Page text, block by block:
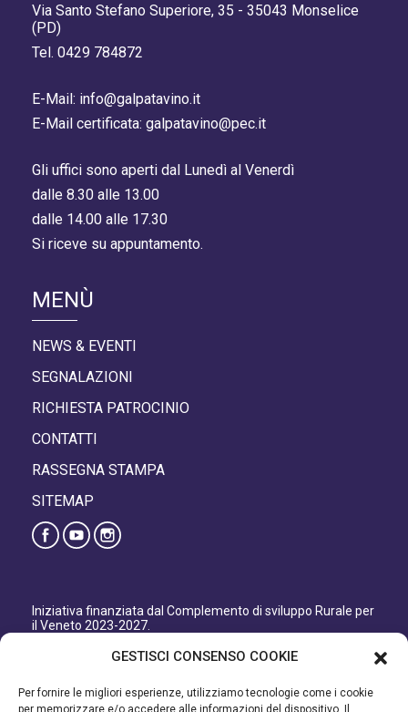
GESTISCI CONSENSO COOKIE
Per fornire le migliori esperienze, utilizziamo tecnologie come i cookie
per memorizzare e/o accedere alle informazioni del dispositivo. Il
Via Santo Stefano Superiore, 35 - 35043 Monselice
(PD)
Tel. 0429 784872
E-Mail: info@galpatavino.it
E-Mail certificata: galpatavino@pec.it
Gli uffici sono aperti dal Lunedì al Venerdì
dalle 8.30 alle 13.00
dalle 14.00 alle 17.30
Si riceve su appuntamento.
MENÙ
NEWS & EVENTI
SEGNALAZIONI
RICHIESTA PATROCINIO
CONTATTI
RASSEGNA STAMPA
SITEMAP
Iniziativa finanziata dal Complemento di sviluppo Rurale per
il Veneto 2023-2027.
Direzione AdG FEASR Bonifica e Irrigazione.